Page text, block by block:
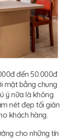
đến 50.000đ
mặt bằng chung
ý nữa là không
nét đẹp tối giản
khách hàng.
cho những tín